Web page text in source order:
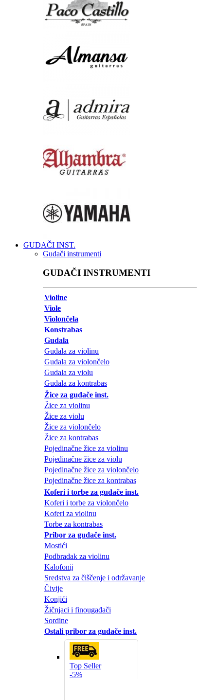
GUDAČI INST.
Gudači instrumenti
GUDAČI INSTRUMENTI
Violine
Viole
Violončela
Konstrabas
Gudala
Gudala za violinu
Gudala za violončelo
Gudala za violu
Gudala za kontrabas
Žice za gudače inst.
Žice za violinu
Žice za violu
Žice za violončelo
Žice za kontrabas
Pojedinačne žice za violinu
Pojedinačne žice za violu
Pojedinačne žice za violončelo
Pojedinačne žice za kontrabas
Koferi i torbe za gudače inst.
Koferi i torbe za violončelo
Koferi za violinu
Torbe za kontrabas
Pribor za gudače inst.
Mostići
Podbradak za violinu
Kalofonij
Sredstva za čiščenje i održavanje
Čivije
Konjići
Žičnjaci i finougađači
Sordine
Ostali pribor za gudače inst.
Top Seller
-5%